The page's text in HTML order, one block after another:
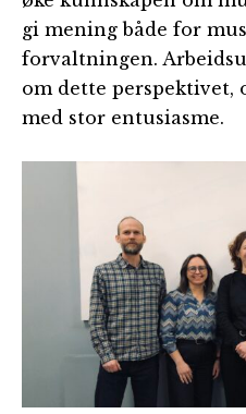
gi mening både for
forvaltningen.
om dette perspektivet,
med stor entusiasme.